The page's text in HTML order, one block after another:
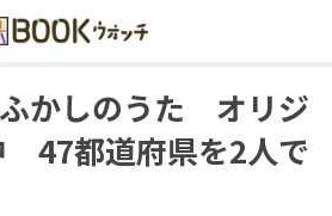
かしのうた オリジ
47都道府県を2人で